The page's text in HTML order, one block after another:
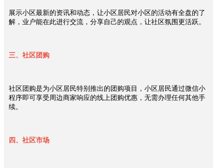
区
ꀉ
策
品
方
业
展示小区最新的资讯和动态，让小区居民对小区的活动有全盘的了
解，业户能在此进行交流，分享自己的观点，让社区氛围更活跃。
三、社区团购
社区团购是为小区居民特别推出的团购项目，小区居民通过微信小
程序即可享受周边商家响应的线上团购优惠，无需办理任何其他手
续。
四、社区市场